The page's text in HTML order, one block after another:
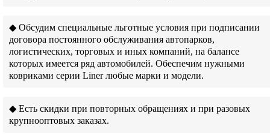
◆ Обсудим специальные льготные условия при подписании
договора постоянного обслуживания автопарков,
логистических, торговых и иных компаний, на балансе
которых имеется ряд автомобилей. Обеспечим нужными
ковриками серии Liner любые марки и модели.
◆ Есть скидки при повторных обращениях и при разовых
крупнооптовых заказах.